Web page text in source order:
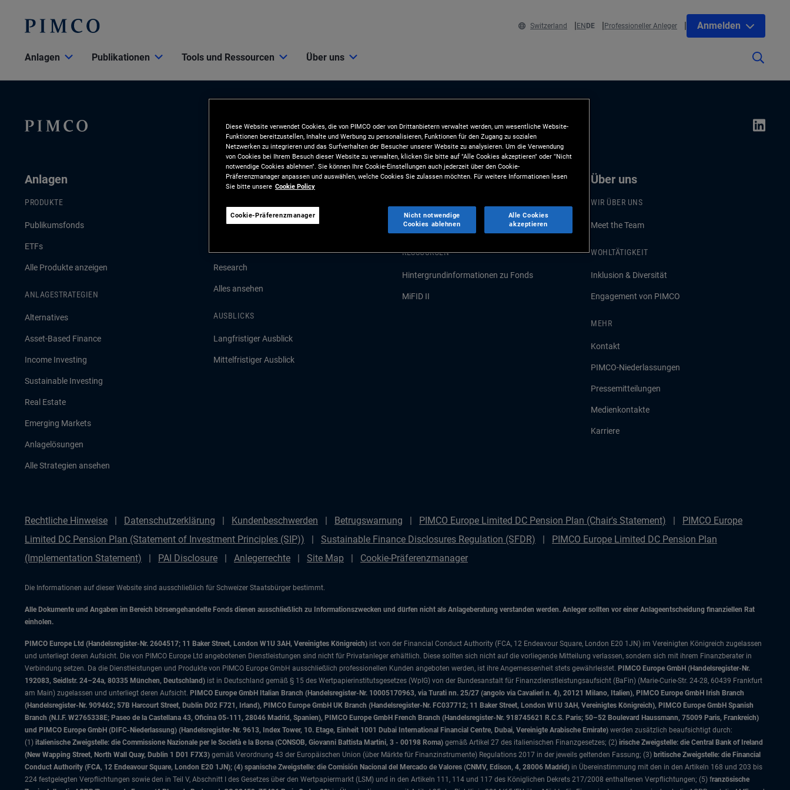
Switzerland ENDE Professioneller Anleger Anmelden
Anlagen Publikationen Tools und Ressourcen Über uns
Anlagen
PRODUKTE
Publikumsfonds
ETFs
Alle Produkte anzeigen
ANLAGESTRATEGIEN
Alternatives
Asset-Based Finance
Income Investing
Sustainable Investing
Real Estate
Emerging Markets
Anlagelösungen
Alle Strategien ansehen
Publikationen
Konjunktur- und Marktkommentare
Research
Alles ansehen
AUSBLICKS
Langfristiger Ausblick
Mittelfristiger Ausblick
Tools und Ressourcen
Analyse und Kundenlösungen
RESSOURCEN
Hintergrundinformationen zu Fonds
MiFID II
Über uns
WIR ÜBER UNS
Meet the Team
WOHLTÄTIGKEIT
Inklusion & Diversität
Engagement von PIMCO
MEHR
Kontakt
PIMCO-Niederlassungen
Pressemitteilungen
Medienkontakte
Karriere
Rechtliche Hinweise Datenschutzerklärung Kundenbeschwerden Betrugswarnung PIMCO Europe Limited DC Pension Plan (Chair's Statement)
PIMCO Europe
Limited DC Pension Plan (Statement of Investment Principles (SIP))
Sustainable Finance Disclosures Regulation (SFDR)
PIMCO Europe Limited DC Pension Plan
(Implementation Statement)
PAI Disclosure Anlegerrechte Site Map Cookie-Präferenzmanager
Die Informationen auf dieser Website sind ausschließlich für Schweizer Staatsbürger bestimmt.
Alle Dokumente und Angaben im Bereich börsengehandelte Fonds dienen ausschließlich zu Informationszwecken und dürfen nicht als Anlageberatung verstanden werden. Anleger sollten vor einer Anlageentscheidung finanziellen Rat
einholen.
PIMCO Europe Ltd (Handelsregister-Nr. 2604517; 11 Baker Street, London W1U 3AH, Vereinigtes Königreich) ist von der Financial Conduct Authority (FCA, 12 Endeavour Square, London E20 1JN) im Vereinigten Königreich zugelassen
und unterliegt deren Aufsicht. Die von PIMCO Europe Ltd angebotenen Dienstleistungen sind nicht für Privatanleger erhältlich. Diese sollten sich nicht auf die vorliegende Mitteilung verlassen, sondern sich mit ihrem Finanzberater in
Verbindung setzen. Da die Dienstleistungen und Produkte von PIMCO Europe GmbH ausschließlich professionellen Kunden angeboten werden, ist ihre Angemessenheit stets gewährleistet. PIMCO Europe GmbH (Handelsregister-Nr.
192083, Seidlstr. 24–24a, 80335 München, Deutschland) ist in Deutschland gemäß § 15 des Wertpapierinstitutsgesetzes (WpIG) von der Bundesanstalt für Finanzdienstleistungsaufsicht (BaFin) (Marie-Curie-Str. 24-28, 60439 Frankfurt
am Main) zugelassen und unterliegt deren Aufsicht. PIMCO Europe GmbH Italian Branch (Handelsregister-Nr. 10005170963, via Turati nn. 25/27 (angolo via Cavalieri n. 4), 20121 Milano, Italien), PIMCO Europe GmbH Irish Branch
(Handelsregister-Nr. 909462; 57B Harcourt Street, Dublin D02 F721, Irland), PIMCO Europe GmbH UK Branch (Handelsregister-Nr. FC037712; 11 Baker Street, London W1U 3AH, Vereinigtes Königreich), PIMCO Europe GmbH Spanish
Branch (N.I.F. W2765338E; Paseo de la Castellana 43, Oficina 05-111, 28046 Madrid, Spanien), PIMCO Europe GmbH French Branch (Handelsregister-Nr. 918745621 R.C.S. Paris; 50–52 Boulevard Haussmann, 75009 Paris, Frankreich)
und PIMCO Europe GmbH (DIFC-Niederlassung) (Handelsregister-Nr. 9613, Index Tower, 10. Etage, Einheit 1001 Dubai International Financial Centre, Dubai, Vereinigte Arabische Emirate) werden zusätzlich beaufsichtigt durch:
(1) italienische Zweigstelle: die Commissione Nazionale per le Società e la Borsa (CONSOB, Giovanni Battista Martini, 3 - 00198 Roma) gemäß Artikel 27 des italienischen Finanzgesetzes; (2) irische Zweigstelle: die Central Bank of Ireland
(New Wapping Street, North Wall Quay, Dublin 1 D01 F7X3) gemäß Verordnung 43 der Europäischen Union (über Märkte für Finanzinstrumente) Regulations 2017 in der jeweils geltenden Fassung; (3) britische Zweigstelle: die Financial
Conduct Authority (FCA, 12 Endeavour Square, London E20 1JN); (4) spanische Zweigstelle: die Comisión Nacional del Mercado de Valores (CNMV, Edison, 4, 28006 Madrid) in Übereinstimmung mit den in den Artikeln 168 und 203 bis
224 festgelegten Verpflichtungen sowie den in Teil V, Abschnitt I des Gesetzes über den Wertpapiermarkt (LSM) und in den Artikeln 111, 114 und 117 des Königlichen Dekrets 217/2008 enthaltenen Verpflichtungen; (5) französische
Diese Website verwendet Cookies, die von PIMCO oder von Drittanbietern verwaltet werden, um wesentliche Website-
Funktionen bereitzustellen, Inhalte und Werbung zu personalisieren, Funktionen für den Zugang zu sozialen
Netzwerken zu integrieren und das Surfverhalten der Besucher unserer Website zu analysieren. Um die Verwendung
von Cookies bei Ihrem Besuch dieser Website zu verwalten, klicken Sie bitte auf "Alle Cookies akzeptieren" oder "Nicht
notwendige Cookies ablehnen". Sie können Ihre Cookie-Einstellungen auch jederzeit über den Cookie-
Präferenzmanager anpassen und auswählen, welche Cookies Sie zulassen möchten. Für weitere Informationen lesen
Sie bitte unsere Cookie Policy
Cookie-Präferenzmanager
Nicht notwendige
Cookies ablehnen
Alle Cookies
akzeptieren